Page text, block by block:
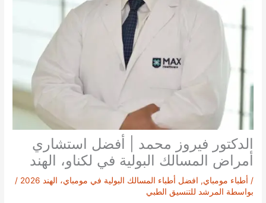
الدكتور فيروز محمد | أفضل استشاري
أمراض المسالك البولية في لكناو، الهند
/ أطباء مومباي, افضل أطباء المسالك البولية في مومباي، الهند 2026
/
بواسطة المرشد للتنسيق الطبي